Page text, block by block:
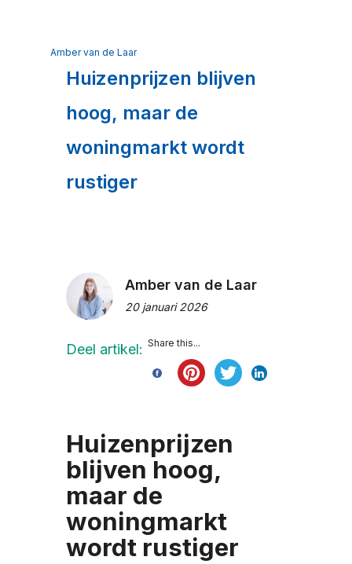
Amber van de Laar
Huizenprijzen blijven
hoog, maar de
woningmarkt wordt
rustiger
Amber van de Laar
20 januari 2026
Deel artikel: Share this...
Huizenprijzen
blijven hoog,
maar de
woningmarkt
wordt rustiger